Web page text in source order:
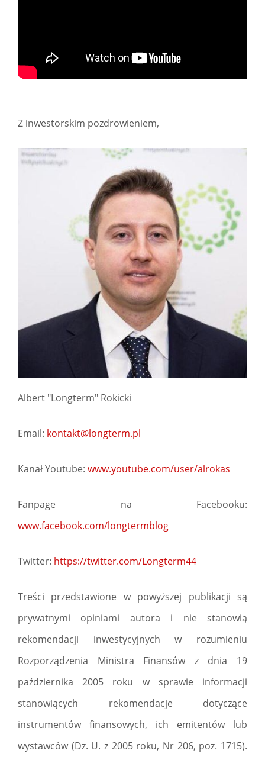
Z inwestorskim pozdrowieniem,
Albert "Longterm" Rokicki
Email: kontakt@longterm.pl
Kanał Youtube: www.youtube.com/user/alrokas
Fanpage na Facebooku:
www.facebook.com/longtermblog
Twitter: https://twitter.com/Longterm44
Treści przedstawione w powyższej publikacji są
prywatnymi opiniami autora i nie stanowią
rekomendacji inwestycyjnych w rozumieniu
Rozporządzenia Ministra Finansów z dnia 19
października 2005 roku w sprawie informacji
stanowiących rekomendacje dotyczące
instrumentów finansowych, ich emitentów lub
wystawców (Dz. U. z 2005 roku, Nr 206, poz. 1715).